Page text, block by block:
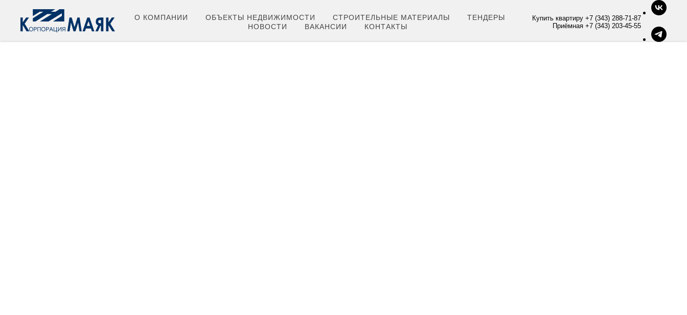
О КОМПАНИИ ОБЪЕКТЫ НЕДВИЖИМОСТИ СТРОИТЕЛЬНЫЕ МАТЕРИАЛЫ
ТЕНДЕРЫ
НОВОСТИ
ВАКАНСИИ КОНТАКТЫ
Купить квартиру +7 (343) 288-71-87
Приёмная +7 (343) 203-45-55